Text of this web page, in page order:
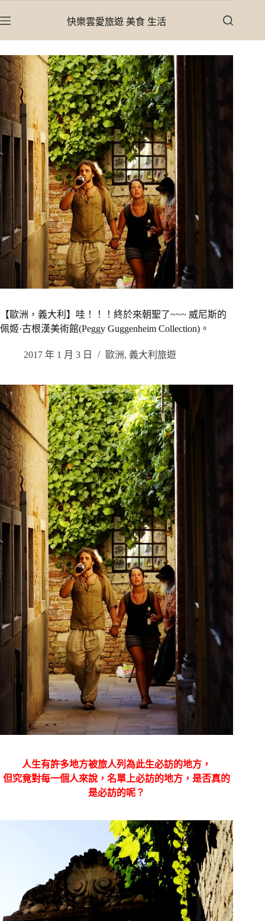
至
內
容
快樂雲愛旅遊 美食 生活
【歐洲，義大利】哇！！！終於來朝聖了~~~ 威尼斯的
佩姬·古根漢美術館(Peggy Guggenheim Collection)。
2017 年 1 月 3 日 歐洲, 義大利旅遊
人生有許多地方被旅人列為此生必訪的地方，
但究竟對每一個人來說，名單上必訪的地方，是否真的
是必訪的呢？